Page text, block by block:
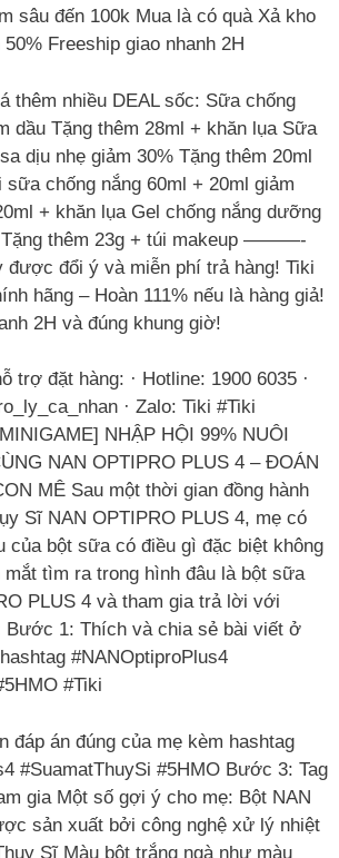
sâu đến 100k Mua là có quà Xả kho
Freeship giao nhanh 2H
nhiều DEAL sốc: Sữa chống
dầu Tặng thêm 28ml + khăn lụa Sữa
dịu nhẹ giảm 30% Tặng thêm 20ml
sữa chống nắng 60ml + 20ml giảm
+ khăn lụa Gel chống nắng dưỡng
Tặng thêm 23g + túi makeup ———-
được đổi ý và miễn phí trả hàng! Tiki
hãng – Hoàn 111% nếu là hàng giả!
2H và đúng khung giờ!
đặt hàng: · Hotline: 1900 6035 ·
· Zalo: Tiki #Tiki
NHẬP HỘI 99% NUÔI
NAN OPTIPRO PLUS 4 – ĐOÁN
MÊ Sau một thời gian đồng hành
Sĩ NAN OPTIPRO PLUS 4, mẹ có
của bột sữa có điều gì đặc biệt không
mắt tìm ra trong hình đâu là bột sữa
PLUS 4 và tham gia trả lời với
Bước 1: Thích và chia sẻ bài viết ở
#NANOptiproPlus4
#Tiki
đáp án đúng của mẹ kèm hashtag
#SuamatThuySi #5HMO Bước 3: Tag
gia Một số gợi ý cho mẹ: Bột NAN
sản xuất bởi công nghệ xử lý nhiệt
Sĩ Màu bột trắng ngà như màu